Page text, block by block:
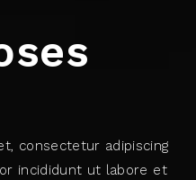
consectetur adipiscing
incididunt ut labore et